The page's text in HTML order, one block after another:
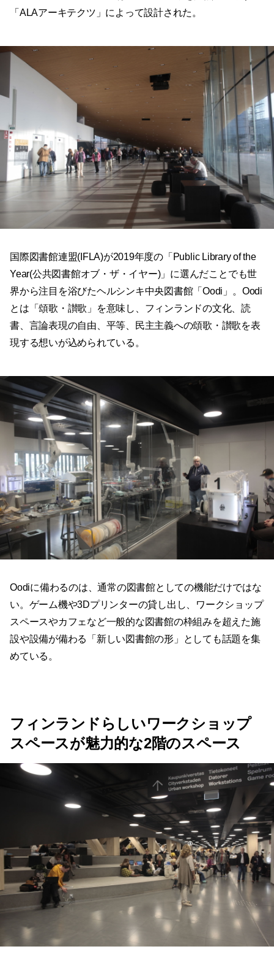
「ALAアーキテクツ」によって設計された。
国際図書館連盟(IFLA)が2019年度の「Public Library of the
Year(公共図書館オブ・ザ・イヤー)」に選んだことでも世
界から注目を浴びたヘルシンキ中央図書館「Oodi」。Oodi
とは「頌歌・讃歌」を意味し、フィンランドの文化、読
書、言論表現の自由、平等、民主主義への頌歌・讃歌を表
現する想いが込められている。
Oodiに備わるのは、通常の図書館としての機能だけではな
い。ゲーム機や3Dプリンターの貸し出し、ワークショップ
スペースやカフェなど一般的な図書館の枠組みを超えた施
設や設備が備わる「新しい図書館の形」としても話題を集
めている。
フィンランドらしいワークショップ
スペースが魅力的な2階のスペース